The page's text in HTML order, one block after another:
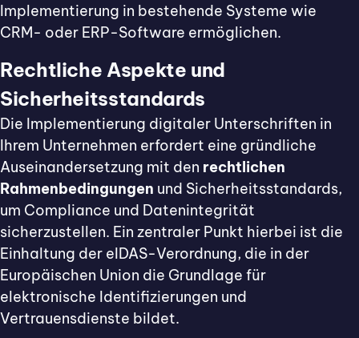
Implementierung in bestehende Systeme wie
CRM- oder ERP-Software ermöglichen.
Rechtliche Aspekte und
Sicherheitsstandards
Die Implementierung digitaler Unterschriften in
Ihrem Unternehmen erfordert eine gründliche
Auseinandersetzung mit den rechtlichen
Rahmenbedingungen und Sicherheitsstandards,
um Compliance und Datenintegrität
sicherzustellen. Ein zentraler Punkt hierbei ist die
Einhaltung der eIDAS-Verordnung, die in der
Europäischen Union die Grundlage für
elektronische Identifizierungen und
Vertrauensdienste bildet.